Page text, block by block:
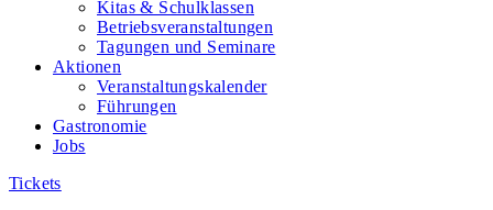
Kitas & Schulklassen
Betriebsveranstaltungen
Tagungen und Seminare
Aktionen
Veranstaltungskalender
Führungen
Gastronomie
Jobs
Tickets